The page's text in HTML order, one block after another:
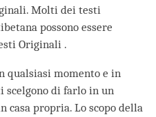
Molti dei testi
possono essere
Originali .
qualsiasi momento e in
scelgono di farlo in un
casa propria. Lo scopo della